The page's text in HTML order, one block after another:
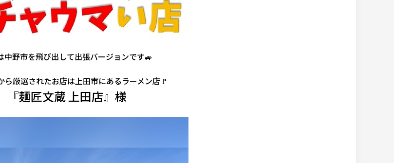
中野市を飛び出して出張バージョンです🚙
ら厳選されたお店は上田市にあるラーメン店🚩
『麺匠文蔵 上田店』様